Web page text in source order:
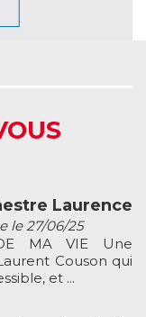
Laurence
le 27/06/25
MA VIE Une
Couson qui
et ...